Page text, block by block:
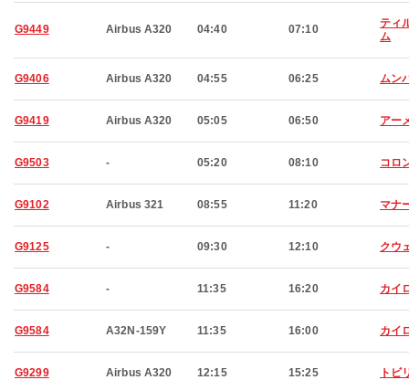
G9449 Airbus A320 04:40 07:10
ティ
ム
G9406 Airbus A320 04:55 06:25 ムン
G9419 Airbus A320 05:05 06:50 アー
G9503 - 05:20 08:10 コロ
G9102 Airbus 321 08:55 11:20 マナ
G9125 - 09:30 12:10 クウ
G9584 - 11:35 16:20 カイ
G9584 A32N-159Y 11:35 16:00 カイ
G9299 Airbus A320 12:15 15:25 トビ